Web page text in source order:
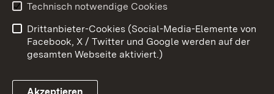
Barrierefreiheit
Impressum
Cookies
Technisch notwendige Cookies
Drittanbieter-Cookies (Social-Media-Elemente von
Facebook, X / Twitter und Google werden auf der
gesamten Webseite aktiviert.)